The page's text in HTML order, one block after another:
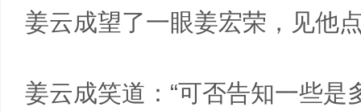
姜云成望了一眼姜宏荣，见他
姜云成笑道：“可否告知一些是